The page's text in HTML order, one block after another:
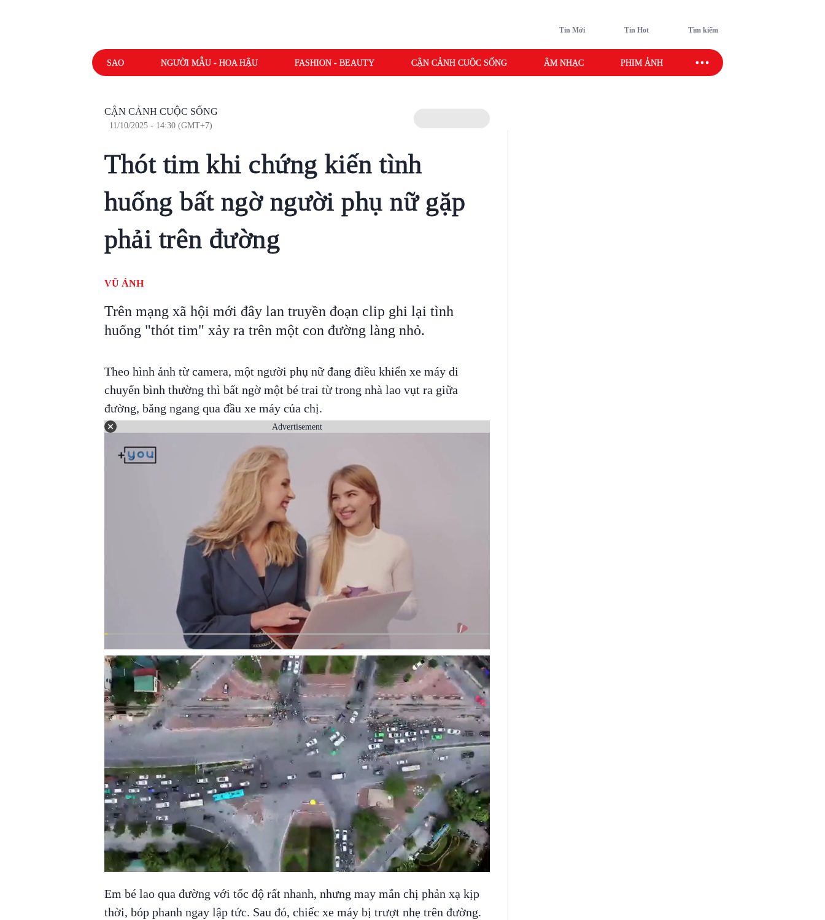
Tin Mới Tin Hot Tìm kiếm
SAO NGƯỜI MẪU - HOA HẬU FASHION - BEAUTY CẬN CẢNH CUỘC SỐNG ÂM NHẠC PHIM ẢNH SAO SPORT
CẬN CẢNH CUỘC SỐNG
11/10/2025 - 14:30 (GMT+7)
Thót tim khi chứng kiến tình
huống bất ngờ người phụ nữ gặp
phải trên đường
VŨ ÁNH
Trên mạng xã hội mới đây lan truyền đoạn clip ghi lại tình
huống "thót tim" xảy ra trên một con đường làng nhỏ.
Theo hình ảnh từ camera, một người phụ nữ đang điều khiển xe máy di
chuyển bình thường thì bất ngờ một bé trai từ trong nhà lao vụt ra giữa
đường, băng ngang qua đầu xe máy của chị.
Advertisement
Em bé lao qua đường với tốc độ rất nhanh, nhưng may mắn chị phản xạ kịp
thời, bóp phanh ngay lập tức. Sau đó, chiếc xe máy bị trượt nhẹ trên đường.